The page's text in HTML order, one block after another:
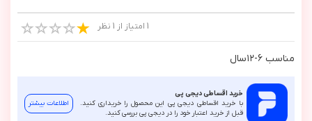
1 امتیاز از 1 نظر
مناسب ٦-١٢سال
خرید اقساطی دیجی پی
با خرید اقساطی دیجی پی این محصول را خریداری کنید.
قبل از خرید اعتبار خود را در دیجی پی بررسی کنید.
اطلاعات بیشتر